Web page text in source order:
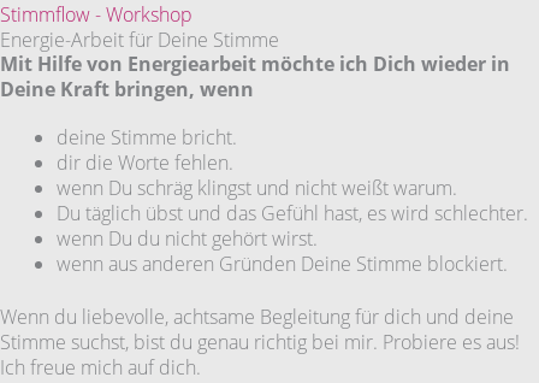
Stimmflow - Workshop
Energie-Arbeit für Deine Stimme
Mit Hilfe von Energiearbeit möchte ich Dich wieder in
Deine Kraft bringen, wenn
deine Stimme bricht.
dir die Worte fehlen.
wenn Du schräg klingst und nicht weißt warum.
Du täglich übst und das Gefühl hast, es wird schlechter.
wenn Du du nicht gehört wirst.
wenn aus anderen Gründen Deine Stimme blockiert.
Wenn du liebevolle, achtsame Begleitung für dich und deine
Stimme suchst, bist du genau richtig bei mir. Probiere es aus!
Ich freue mich auf dich.